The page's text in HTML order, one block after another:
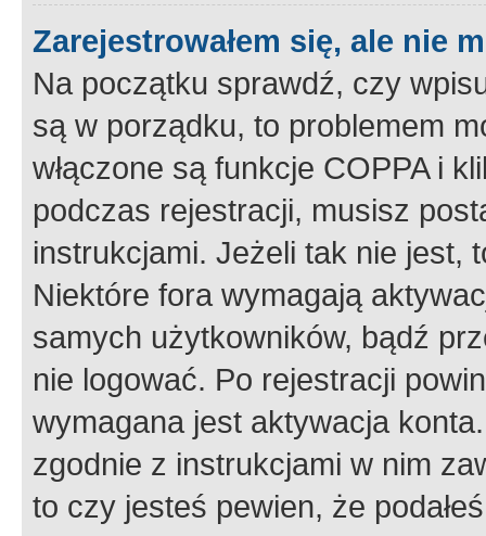
Zarejestrowałem się, ale nie
Na początku sprawdź, czy
są w porządku, to problemem
włączone są funkcje COPPA i
podczas rejestracji, musisz
instrukcjami. Jeżeli tak nie jest,
Niektóre fora wymagają
samych użytkowników, bądź
nie logować. Po rejestracji
wymagana jest aktywacja
zgodnie z instrukcjami w nim
to czy jesteś pewien, że